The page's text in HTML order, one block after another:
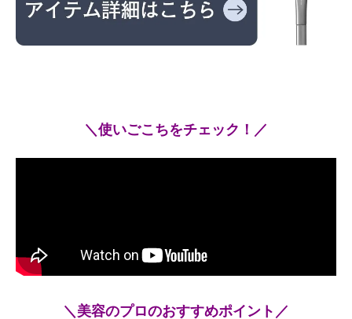
＼使いごこちをチェック！／
＼美容のプロのおすすめポイント／